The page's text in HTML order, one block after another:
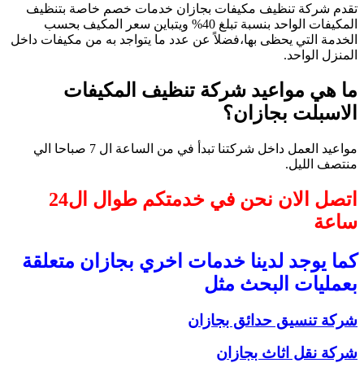
تقدم شركة تنظيف مكيفات بجازان خدمات خصم خاصة بتنظيف
المكيفات الواحد بنسبة تبلغ 40% ويتباين سعر المكيف بحسب
الخدمة التي يحظى بها،فضلاً عن عدد ما يتواجد به من مكيفات داخل
المنزل الواحد.
ما هي مواعيد شركة تنظيف المكيفات
الاسبلت بجازان؟
مواعيد العمل داخل شركتنا تبدأ في من الساعة ال 7 صباحا الي
منتصف الليل.
اتصل الان نحن في خدمتكم طوال ال24
ساعة
كما يوجد لدينا خدمات اخري بجازان متعلقة
بعمليات البحث مثل
شركة تنسيق حدائق بجازان
شركة نقل اثاث بجازان